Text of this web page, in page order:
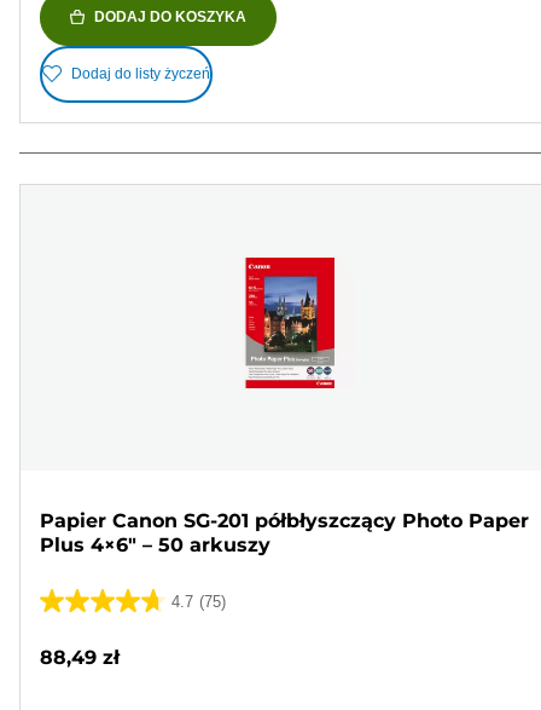
DODAJ DO KOSZYKA
Dodaj do listy życzeń
Papier Canon SG-201 półbłyszczący Photo Paper
Plus 4×6" – 50 arkuszy
4.7 (75)
4.7
5
88,49 zł